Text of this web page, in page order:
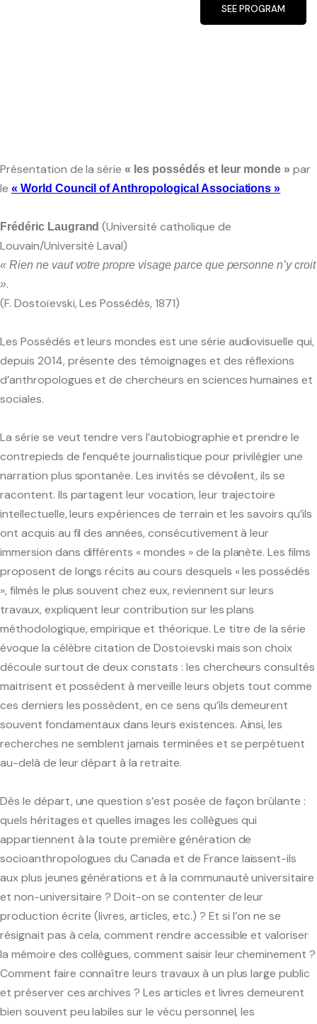
SEE PROGRAM
Présentation de la série « les possédés et leur monde » par
le « World Council of Anthropological Associations »
Frédéric Laugrand (Université catholique de
Louvain/Université Laval)
« Rien ne vaut votre propre visage parce que personne n’y croit
».
(F. Dostoïevski, Les Possédés, 1871)
Les Possédés et leurs mondes est une série audiovisuelle qui,
depuis 2014, présente des témoignages et des réflexions
d’anthropologues et de chercheurs en sciences humaines et
sociales.
La série se veut tendre vers l’autobiographie et prendre le
contrepieds de l’enquête journalistique pour privilégier une
narration plus spontanée. Les invités se dévoilent, ils se
racontent. Ils partagent leur vocation, leur trajectoire
intellectuelle, leurs expériences de terrain et les savoirs qu’ils
ont acquis au fil des années, consécutivement à leur
immersion dans différents « mondes » de la planète. Les films
proposent de longs récits au cours desquels « les possédés
», filmés le plus souvent chez eux, reviennent sur leurs
travaux, expliquent leur contribution sur les plans
méthodologique, empirique et théorique. Le titre de la série
évoque la célèbre citation de Dostoïevski mais son choix
découle surtout de deux constats : les chercheurs consultés
maitrisent et possèdent à merveille leurs objets tout comme
ces derniers les possèdent, en ce sens qu’ils demeurent
souvent fondamentaux dans leurs existences. Ainsi, les
recherches ne semblent jamais terminées et se perpétuent
au-delà de leur départ à la retraite.
Dès le départ, une question s’est posée de façon brûlante :
quels héritages et quelles images les collègues qui
appartiennent à la toute première génération de
socioanthropologues du Canada et de France laissent-ils
aux plus jeunes générations et à la communauté universitaire
et non-universitaire ? Doit-on se contenter de leur
production écrite (livres, articles, etc.) ? Et si l’on ne se
résignait pas à cela, comment rendre accessible et valoriser
la mémoire des collègues, comment saisir leur cheminement ?
Comment faire connaître leurs travaux à un plus large public
et préserver ces archives ? Les articles et livres demeurent
bien souvent peu labiles sur le vécu personnel, les